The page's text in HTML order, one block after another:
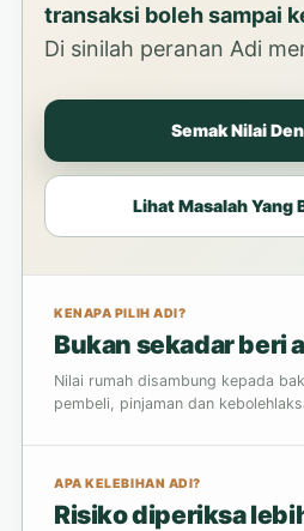
transaksi boleh sampai
Di sinilah peranan Adi
Semak Nilai
Lihat Masalah Yang
KENAPA PILIH ADI?
Bukan sekadar beri
Nilai rumah disambung kepada
pembeli, pinjaman dan
APA KELEBIHAN ADI?
Risiko diperiksa